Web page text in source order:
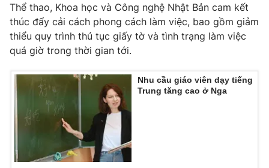
Theo dõi báo trên
Cơ quan chủ quản:Đài Truyền hình Việt Nam
Giấy phép hoạt động báo in và báo điện tử số 483/GP-BTTTT
cấp ngày 29/12/2023
Tổng Biên tập:
Vũ Thanh Thủy
Phó Tổng Biên tập:
Nguyễn Thị Mỹ Hạnh, Phạm Quốc Thắng,
Nguyễn Trọng Ninh
Tổng đài VTV:024.38 355 931 - 024.38 355 932
Thể thao, Khoa học và Công nghệ Nhật Bản cam kết
thúc đẩy cải cách phong cách làm việc, bao gồm giảm
thiểu quy trình thủ tục giấy tờ và tình trạng làm việc
quá giờ trong thời gian tới.
Nhu cầu giáo viên dạy tiếng
Trung tăng cao ở Nga